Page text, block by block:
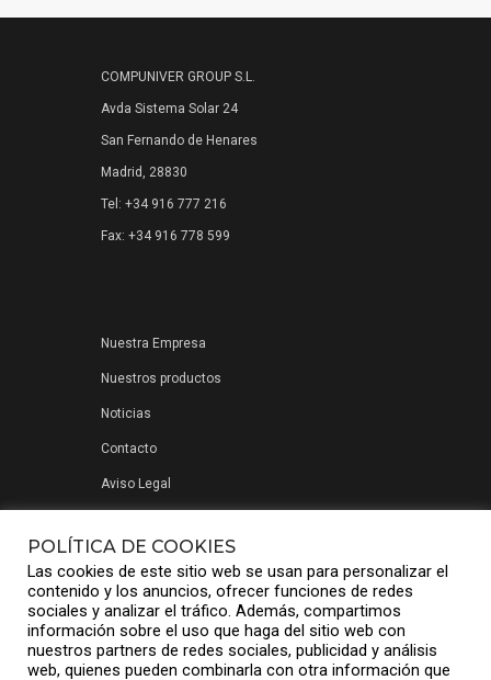
COMPUNIVER GROUP S.L.
Avda Sistema Solar 24
San Fernando de Henares
Madrid, 28830
Tel: +34 916 777 216
Fax: +34 916 778 599
Nuestra Empresa
Nuestros productos
Noticias
Contacto
Aviso Legal
POLÍTICA DE COOKIES
Las cookies de este sitio web se usan para personalizar el
contenido y los anuncios, ofrecer funciones de redes
sociales y analizar el tráfico. Además, compartimos
información sobre el uso que haga del sitio web con
nuestros partners de redes sociales, publicidad y análisis
web, quienes pueden combinarla con otra información que